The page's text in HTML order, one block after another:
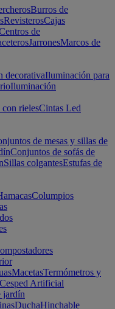
Burros de
RevisterosCajas
de
JarronesMarcos de
decorativaIluminación para
Iluminación
rielesCintas Led
de mesas y sillas de
Conjuntos de sofás de
Sillas colgantesEstufas de
Columpios
MacetasTermómetros y
Cesped Artificial
jardín
DuchaHinchable